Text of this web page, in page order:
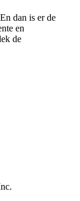
dan is er de
en
de